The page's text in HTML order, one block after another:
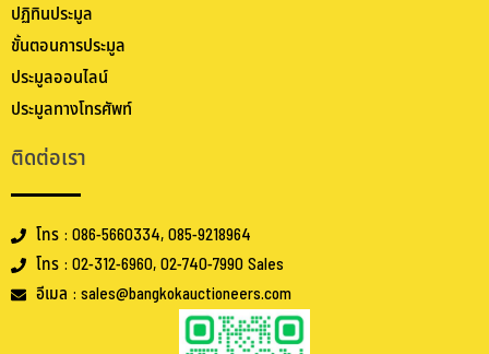
ปฏิทินประมูล
ขั้นตอนการประมูล
ประมูลออนไลน์
ประมูลทางโทรศัพท์
ติดต่อเรา
โทร : 086-5660334, 085-9218964
โทร : 02-312-6960, 02-740-7990 Sales
อีเมล : sales@bangkokauctioneers.com